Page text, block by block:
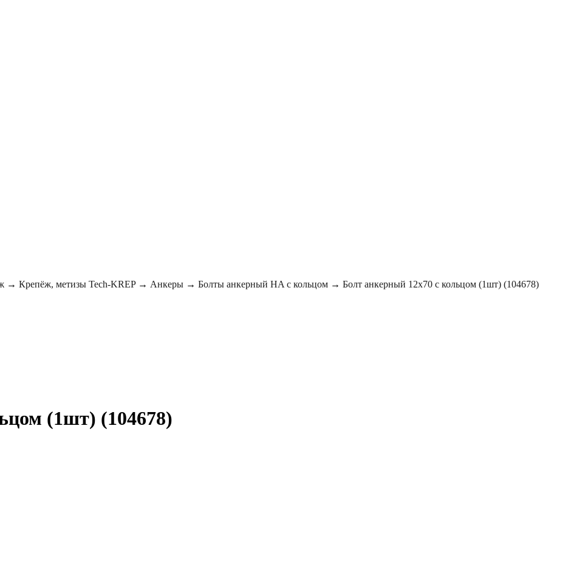
→ Крепёж, метизы Tech-KREP→ Анкеры → Болты анкерный HA с кольцом → Болт анкерный 12х70 с кольцом (1шт) (104678)
(1шт) (104678)